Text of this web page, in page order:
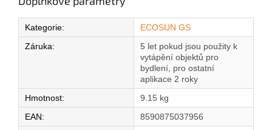
Kategorie:
ECOSUN GS
Záruka:
5 let pokud jsou použity k
vytápění objektů pro
bydlení, pro ostatní
aplikace 2 roky
Hmotnost:
9.15 kg
EAN:
8590875037956